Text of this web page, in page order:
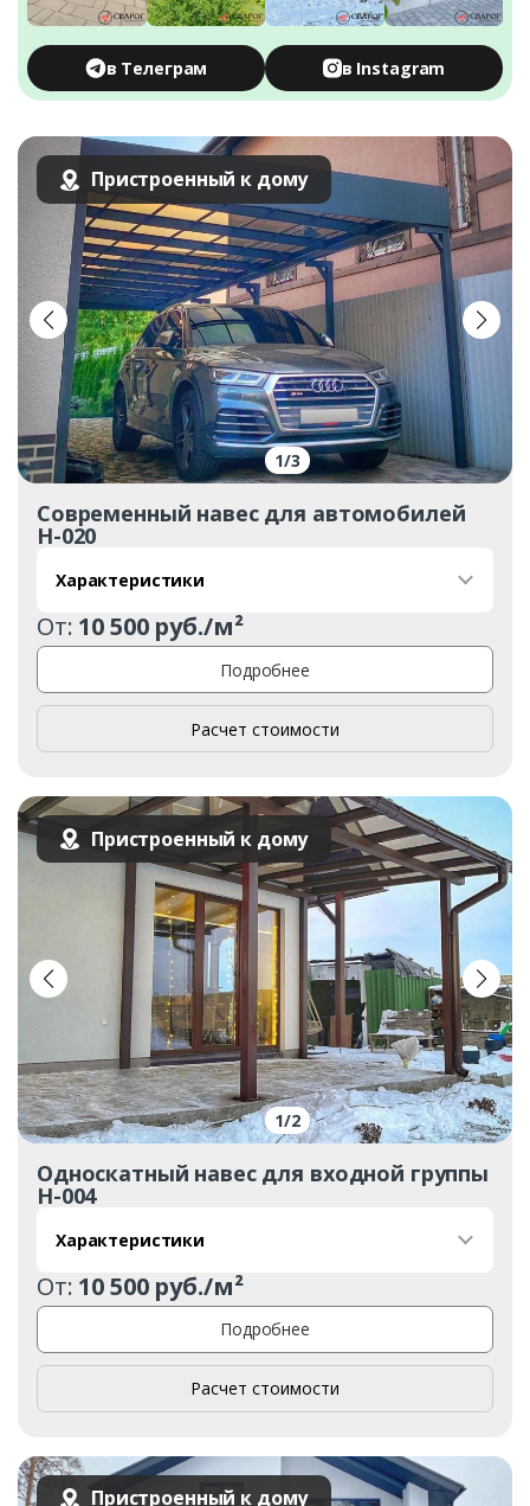
в Телеграм в Instagram
Пристроенный к дому
1/3
Современный навес для автомобилей
Н-020
Характеристики
От: 10 500 руб./м²
Подробнее
Расчет стоимости
Пристроенный к дому
1/2
Односкатный навес для входной группы
Н-004
Характеристики
От: 10 500 руб./м²
Подробнее
Расчет стоимости
Пристроенный к дому